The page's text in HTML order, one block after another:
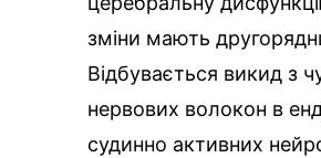
зміни мають
Відбувається викид з
нервових волокон в
судинно активних